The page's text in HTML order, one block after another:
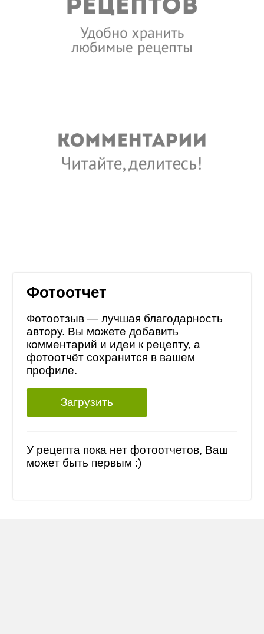
Фотоотчет
Фотоотзыв — лучшая благодарность
автору. Вы можете добавить
комментарий и идеи к рецепту, а
фотоотчёт сохранится в вашем
профиле.
Загрузить
У рецепта пока нет фотоотчетов, Ваш
может быть первым :)